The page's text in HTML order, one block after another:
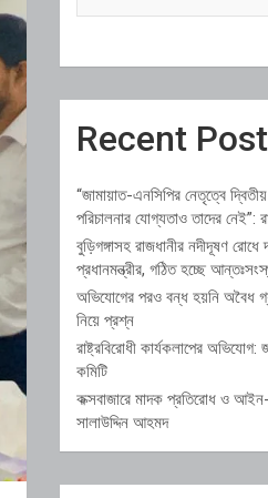
Recent
“জামায়াত-এনসিপির নেতৃত্বে
পরিচালনার যোগ্যতাও তাদের নেই”:
বুড়িগঙ্গাসহ রাজধানীর নদীদূষণ রোধে
প্রধানমন্ত্রীর, গঠিত হচ্ছে
অভিযোগের পরও বন্ধ হয়নি অবৈধ
নিয়ে প্রশ্ন
রাষ্ট্রবিরোধী কার্যকলাপের
কমিটি
কক্সবাজারে মাদক প্রতিরোধ ও
সালাউদ্দিন আহমদ